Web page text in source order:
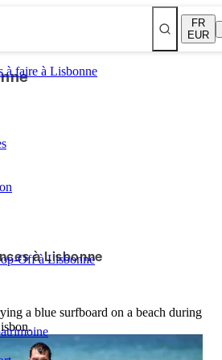
FR
EUR
à faire à Lisbonne
Off à Lisbonne
à Lisbonne
a blue surfboard on a beach during